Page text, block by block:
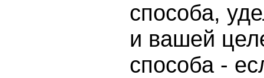
способа,
и вашей
способа -